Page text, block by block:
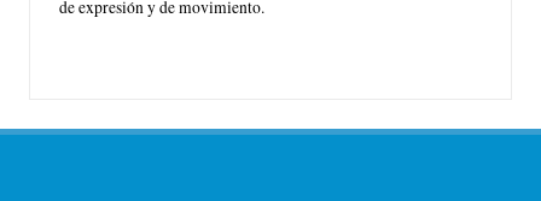
de expresión y de movimiento.